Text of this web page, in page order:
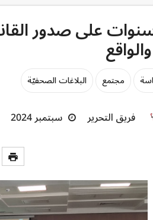
مجتمع البلاغات الصحفيّة
فريق التحرير سبتمبر 2024